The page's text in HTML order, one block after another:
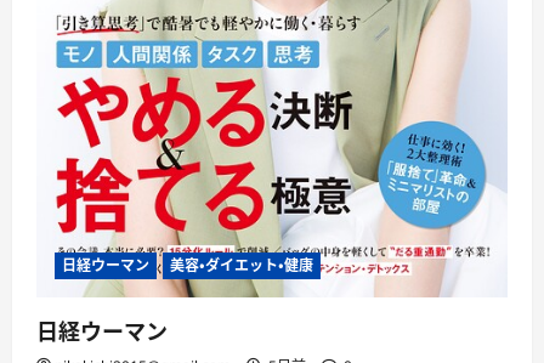
読
む
は
じ
め
る
AI
学
習
法
に
つ
い
さ
ら
に
読
む
日経ウーマン 美容・ダイエット・健康
日経ウーマン